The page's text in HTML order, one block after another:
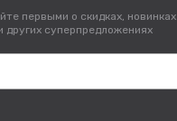
первыми о скидках, новинках
других суперпредложениях